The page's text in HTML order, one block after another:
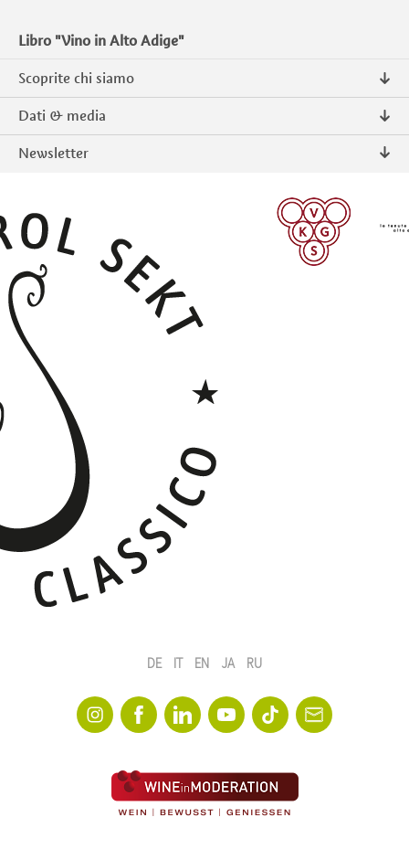
Libro "Vino in Alto Adige"
Scoprite chi siamo
Chi siamo
Contatto
Intranet
Dati & media
Comunicati stampa
Newsletter
DE IT EN JA RU